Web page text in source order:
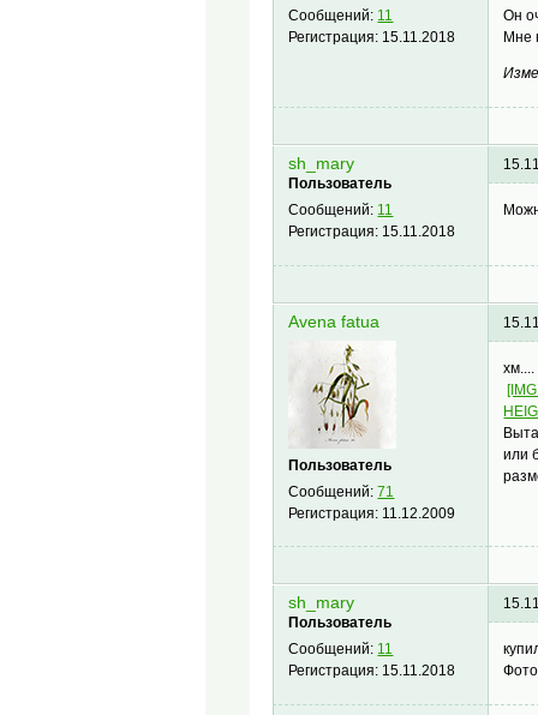
Сообщений: 11
Регистрация: 15.11.2018
Он
Мне
sh_mary
Пользователь
Сообщений: 11
Регистрация: 15.11.2018
Avena fatua
Пользователь
Сообщений:71
Регистрация: 11.12.2009
или
sh_mary
Пользователь
Сообщений: 11
Регистрация: 15.11.2018